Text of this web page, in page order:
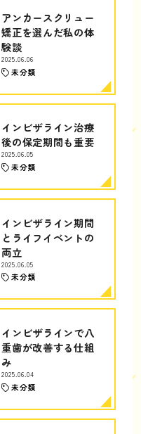
アンカースクリュー
矯正を選んだ私の体
験談
2025.06.06
未分類
インビザライン治療
後の保定期間も重要
2025.06.05
未分類
インビザライン期間
とライフイベントの
両立
2025.06.05
未分類
インビザラインで八
重歯が改善する仕組
み
2025.06.04
未分類